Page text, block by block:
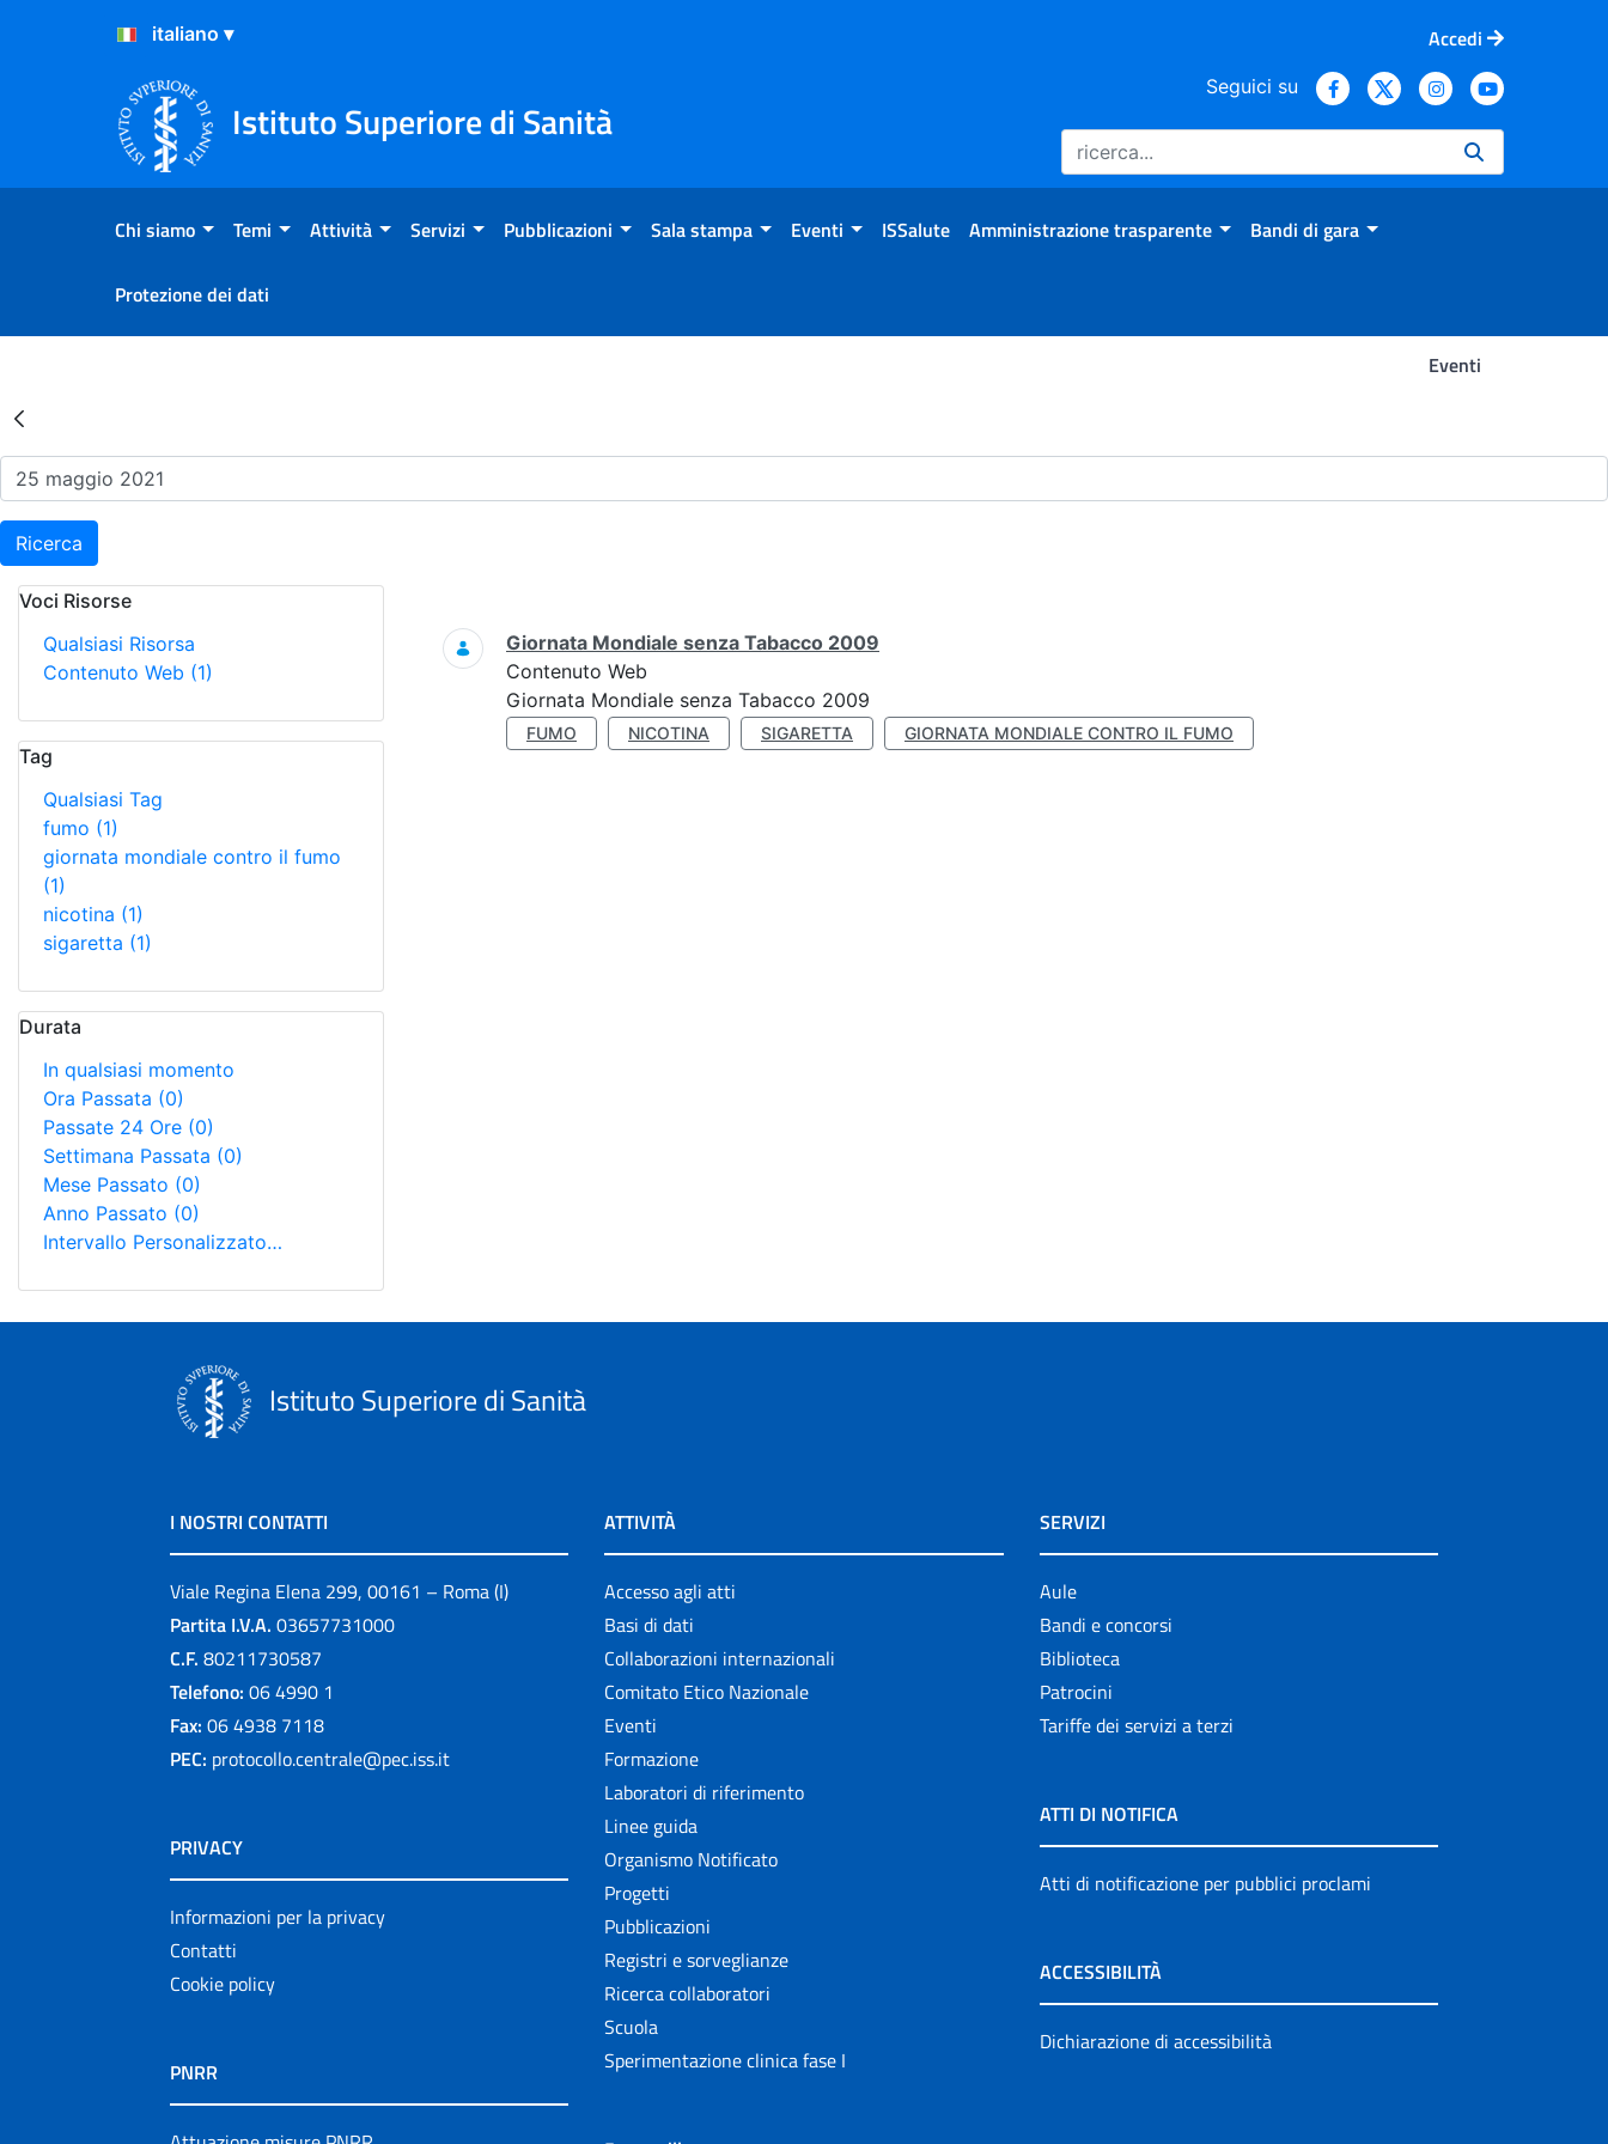
Salta al Contenuto
Salta al Footer
Accedi
Istituto Superiore di Sanità
Seguici su
Chi siamo Temi Attività Servizi Pubblicazioni Sala stampa Eventi ISSalute Amministrazione trasparente Bandi di gara
Protezione dei dati
Eventi
Risultati della Ricerca - Eventi
Ricerca
Voci Risorse
Qualsiasi Risorsa
Contenuto Web (1)
Tag
Qualsiasi Tag
fumo (1)
giornata mondiale contro il fumo
(1)
nicotina (1)
sigaretta (1)
Durata
In qualsiasi momento
Ora Passata (0)
Passate 24 Ore (0)
Settimana Passata (0)
Mese Passato (0)
Anno Passato (0)
Intervallo Personalizzato…
Ricerca
Giornata Mondiale senza Tabacco 2009
Contenuto Web
Giornata Mondiale senza Tabacco 2009
FUMO NICOTINA SIGARETTA GIORNATA MONDIALE CONTRO IL FUMO
Istituto Superiore di Sanità
I NOSTRI CONTATTI
Viale Regina Elena 299, 00161 – Roma (I)
Partita I.V.A. 03657731000
C.F. 80211730587
Telefono: 06 4990 1
Fax: 06 4938 7118
PEC: protocollo.centrale@pec.iss.it
PRIVACY
Informazioni per la privacy
Contatti
Cookie policy
PNRR
ATTIVITÀ
Accesso agli atti
Basi di dati
Collaborazioni internazionali
Comitato Etico Nazionale
Eventi
Formazione
Laboratori di riferimento
Linee guida
Organismo Notificato
Progetti
Pubblicazioni
Registri e sorveglianze
Ricerca collaboratori
Scuola
Sperimentazione clinica fase I
SERVIZI
Aule
Bandi e concorsi
Biblioteca
Patrocini
Tariffe dei servizi a terzi
ATTI DI NOTIFICA
Atti di notificazione per pubblici proclami
ACCESSIBILITÀ
Dichiarazione di accessibilità